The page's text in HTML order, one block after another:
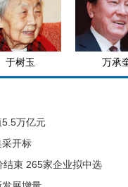
于树玉 万承
5.5万亿元
开标
束 265家企业拟中选